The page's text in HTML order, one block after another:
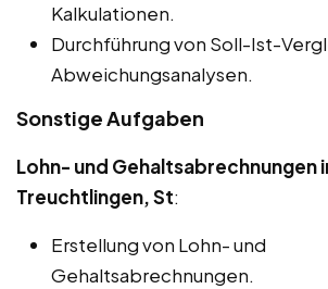
Kalkulationen.
Durchführung von Soll-Ist-
Abweichungsanalysen.
Sonstige Aufgaben
Lohn- und Gehaltsabrechnungen
Treuchtlingen, St:
Erstellung von Lohn- und
Gehaltsabrechnungen.